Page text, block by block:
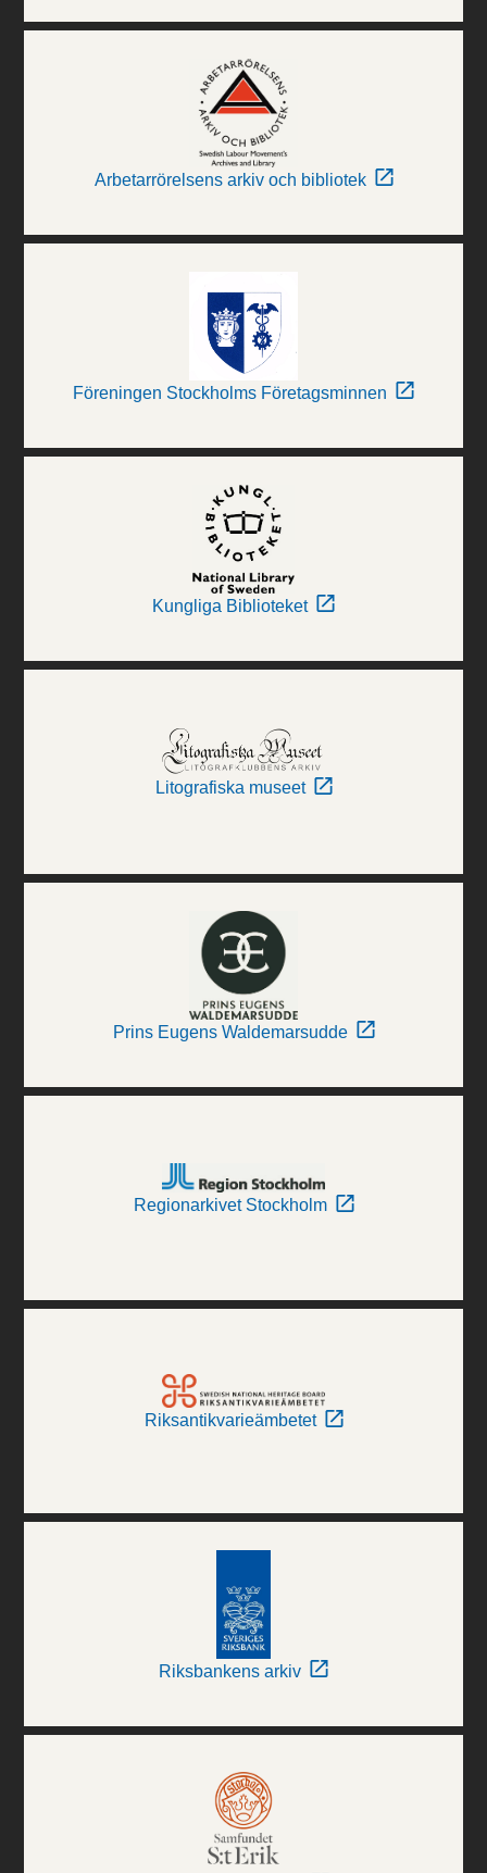
Arbetarrörelsens arkiv och bibliotek
Föreningen Stockholms Företagsminnen
Kungliga Biblioteket
Litografiska museet
Prins Eugens Waldemarsudde
Regionarkivet Stockholm
Riksantikvarieämbetet
Riksbankens arkiv